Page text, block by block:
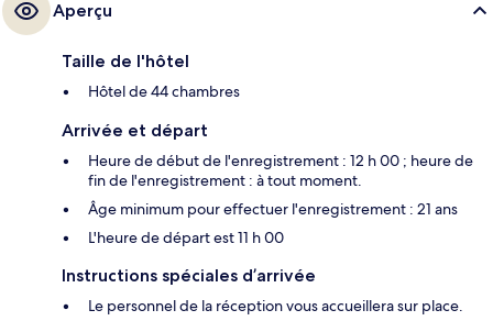
Aperçu
Taille de l'hôtel
Hôtel de 44 chambres
Arrivée et départ
Heure de début de l'enregistrement : 12 h 00 ; heure de
fin de l'enregistrement : à tout moment.
Âge minimum pour effectuer l'enregistrement : 21 ans
L'heure de départ est 11 h 00
Instructions spéciales d’arrivée
Le personnel de la réception vous accueillera sur place.